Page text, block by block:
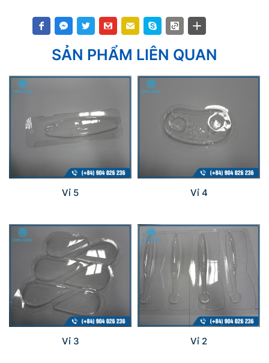
SẢN PHẨM LIÊN QUAN
Vỉ 5 Vỉ 4
Vỉ 3 Vỉ 2